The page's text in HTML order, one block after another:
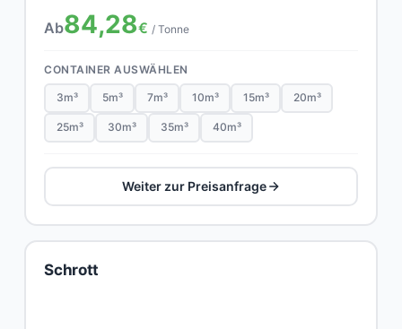
Ab84,28€ / Tonne
CONTAINER AUSWÄHLEN
3m³ 5m³ 7m³ 10m³ 15m³ 20m³
25m³ 30m³ 35m³ 40m³
Weiter zur Preisanfrage
Schrott